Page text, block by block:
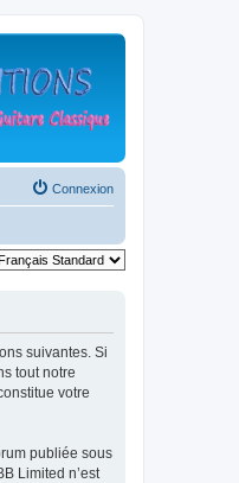
Connexion
suivantes. Si
tout notre
votre
publiée sous
Limited n’est